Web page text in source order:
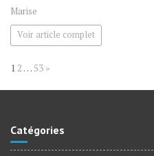
Marise
Voir article complet
Page:
1 2 …53 Next
»
Catégories